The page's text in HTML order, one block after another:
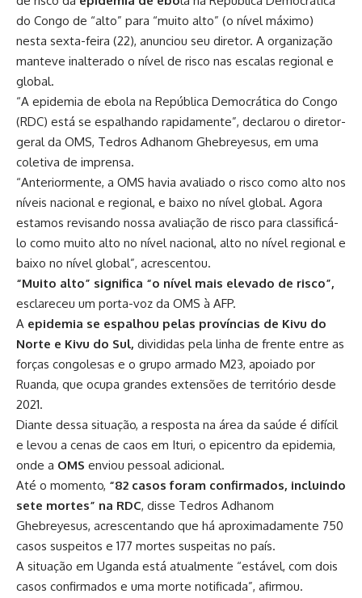
do Congo de “alto” para “muito alto” (o nível máximo)
nesta sexta-feira (22), anunciou seu diretor. A organização
manteve inalterado o nível de risco nas escalas regional e
global.
“A epidemia de ebola na República Democrática do Congo
(RDC) está se espalhando rapidamente”, declarou o diretor-
geral da OMS, Tedros Adhanom Ghebreyesus, em uma
coletiva de imprensa.
“Anteriormente, a OMS havia avaliado o risco como alto nos
níveis nacional e regional, e baixo no nível global. Agora
estamos revisando nossa avaliação de risco para classificá-
lo como muito alto no nível nacional, alto no nível regional e
baixo no nível global”, acrescentou.
“Muito alto” significa “o nível mais elevado de risco”,
esclareceu um porta-voz da OMS à AFP.
A epidemia se espalhou pelas províncias de Kivu do
Norte e Kivu do Sul, divididas pela linha de frente entre as
forças congolesas e o grupo armado M23, apoiado por
Ruanda, que ocupa grandes extensões de território desde
2021.
Diante dessa situação, a resposta na área da saúde é difícil
e levou a cenas de caos em Ituri, o epicentro da epidemia,
onde a OMS enviou pessoal adicional.
Até o momento, “82 casos foram confirmados, incluindo
sete mortes” na RDC, disse Tedros Adhanom
Ghebreyesus, acrescentando que há aproximadamente 750
casos suspeitos e 177 mortes suspeitas no país.
A situação em Uganda está atualmente “estável, com dois
casos confirmados e uma morte notificada”, afirmou.